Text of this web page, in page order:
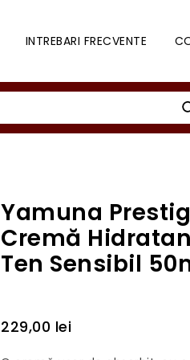
INTREBARI FRECVENTE
Yamuna
Cremă
Ten Sensibil
229,00 lei